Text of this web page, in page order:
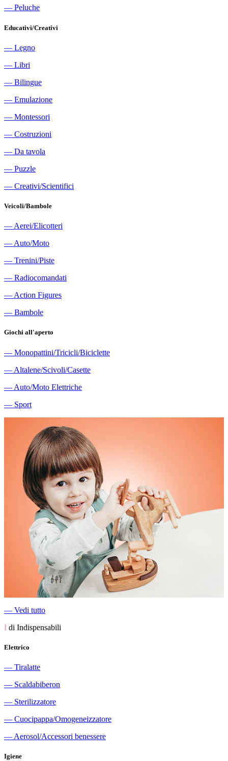
― Peluche
Educativi/Creativi
― Legno
― Libri
― Bilingue
― Emulazione
― Montessori
― Costruzioni
― Da tavola
― Puzzle
― Creativi/Scientifici
Veicoli/Bambole
― Aerei/Elicotteri
― Auto/Moto
― Trenini/Piste
― Radiocomandati
― Action Figures
― Bambole
Giochi all'aperto
― Monopattini/Tricicli/Biciclette
― Altalene/Scivoli/Casette
― Auto/Moto Elettriche
― Sport
― Vedi tutto
I di Indispensabili
Elettrico
― Tiralatte
― Scaldabiberon
― Sterilizzatore
― Cuocipappa/Omogeneizzatore
― Aerosol/Accessori benessere
Igiene